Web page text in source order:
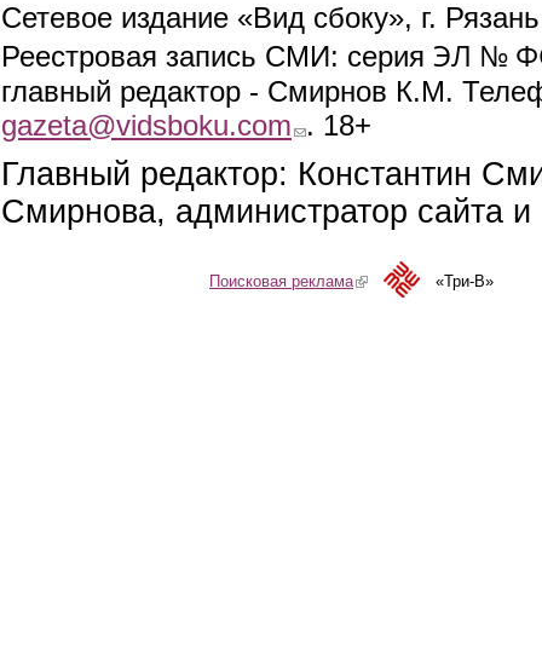
Сетевое издание «Вид сбоку», г.
Реестровая запись СМИ: серия ЭЛ №
главный редактор - Смирнов К.М.
gazeta@vidsboku.com (link sends e-mail)
. 18+
Главный редактор: Константин
Смирнова, администратор сайта
Поисковая реклама(link is external)«Три-В»